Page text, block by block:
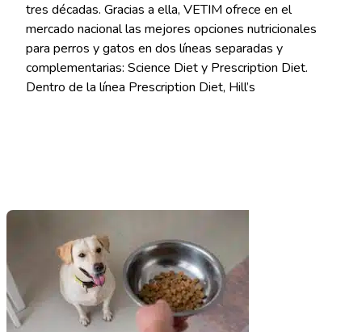
tres décadas. Gracias a ella, VETIM ofrece en el
mercado nacional las mejores opciones nutricionales
para perros y gatos en dos líneas separadas y
complementarias: Science Diet y Prescription Diet.
Dentro de la línea Prescription Diet, Hill’s